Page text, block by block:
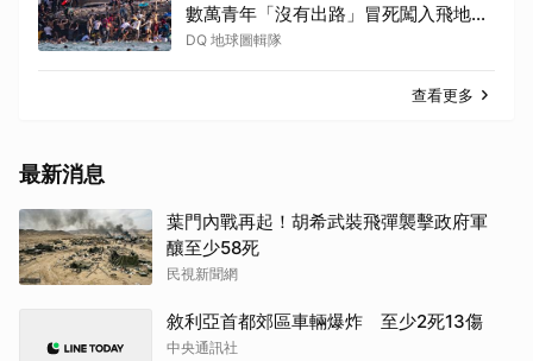
數萬青年「沒有出路」冒死闖入飛地休
達
DQ 地球圖輯隊
查看更多
最新消息
葉門內戰再起！胡希武裝飛彈襲擊政府軍
釀至少58死
民視新聞網
敘利亞首都郊區車輛爆炸 至少2死13傷
中央通訊社